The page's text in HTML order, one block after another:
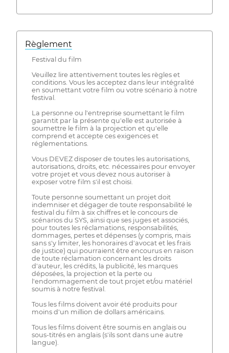
Règlement
Festival du film
Veuillez lire attentivement toutes les règles et
conditions. Vous les acceptez dans leur intégralité
en soumettant votre film ou votre scénario à notre
festival.
La personne ou l'entreprise soumettant le film
garantit par la présente qu'elle est autorisée à
soumettre le film à la projection et qu'elle
comprend et accepte ces exigences et
réglementations.
Vous DEVEZ disposer de toutes les autorisations,
autorisations, droits, etc. nécessaires pour envoyer
votre projet et vous devez nous autoriser à
exposer votre film s'il est choisi.
Toute personne soumettant un projet doit
indemniser et dégager de toute responsabilité le
festival du film à six chiffres et le concours de
scénarios du SYS, ainsi que ses juges et associés,
pour toutes les réclamations, responsabilités,
dommages, pertes et dépenses (y compris, mais
sans s'y limiter, les honoraires d'avocat et les frais
de justice) qui pourraient être encourus en raison
de toute réclamation concernant les droits
d'auteur, les crédits, la publicité, les marques
déposées, la projection et la perte ou
l'endommagement de tout projet et/ou matériel
soumis à notre festival.
Tous les films doivent avoir été produits pour
moins d'un million de dollars américains.
Tous les films doivent être soumis en anglais ou
sous-titrés en anglais (s'ils sont dans une autre
langue).